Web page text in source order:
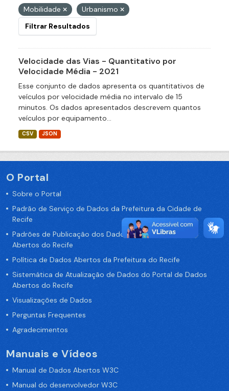
Mobilidade
Urbanismo
Filtrar Resultados
Velocidade das Vias - Quantitativo por
Velocidade Média - 2021
Esse conjunto de dados apresenta os quantitativos de
veículos por velocidade média no intervalo de 15
minutos. Os dados apresentados descrevem quantos
veículos por equipamento...
CSV JSON
O Portal
Sobre o Portal
Padrão de Serviço de Dados da Prefeitura da Cidade de
Recife
Padrões de Publicação dos Dados no Portal de Dados
Abertos do Recife
Política de Dados Abertos da Prefeitura do Recife
Sistemática de Atualização de Dados do Portal de Dados
Abertos do Recife
Visualizações de Dados
Perguntas Frequentes
Agradecimentos
Manuais e Vídeos
Manual de Dados Abertos W3C
Manual do desenvolvedor W3C